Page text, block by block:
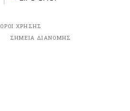
ΟΡΟΙ ΧΡΗΣΗΣ
ΣΗΜΕΙΑ ΔΙΑΝΟΜΗΣ